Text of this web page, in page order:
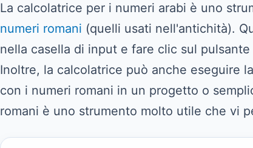
La calcolatrice per i numeri arabi è uno
numeri romani (quelli usati nell'antichità).
nella casella di input e fare clic sul
Inoltre, la calcolatrice può anche eseguire
con i numeri romani in un progetto o
romani è uno strumento molto utile che vi